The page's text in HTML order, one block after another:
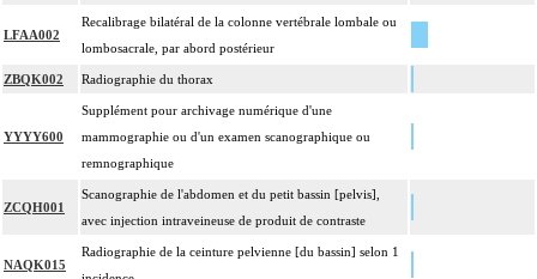
LFAA002
Recalibrage bilatéral de la colonne vertébrale lombale ou
lombosacrale, par abord postérieur
ZBQK002 Radiographie du thorax
YYYY600
Supplément pour archivage numérique d'une
mammographie ou d'un examen scanographique ou
remnographique
ZCQH001
Scanographie de l'abdomen et du petit bassin [pelvis],
avec injection intraveineuse de produit de contraste
NAQK015
Radiographie de la ceinture pelvienne [du bassin] selon 1